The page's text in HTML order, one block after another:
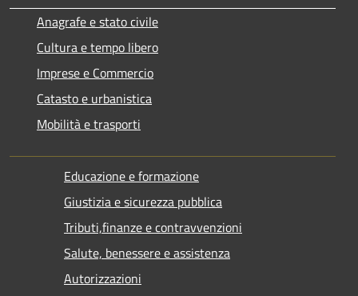
Anagrafe e stato civile
Cultura e tempo libero
Imprese e Commercio
Catasto e urbanistica
Mobilità e trasporti
Educazione e formazione
Giustizia e sicurezza pubblica
Tributi,finanze e contravvenzioni
Salute, benessere e assistenza
Autorizzazioni